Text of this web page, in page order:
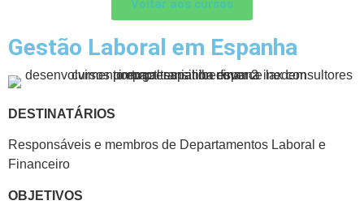
Voltar aos cursos
Gestão Laboral em Espanha
DESTINATÁRIOS
Responsáveis e membros de Departamentos Laboral e
Financeiro
OBJETIVOS